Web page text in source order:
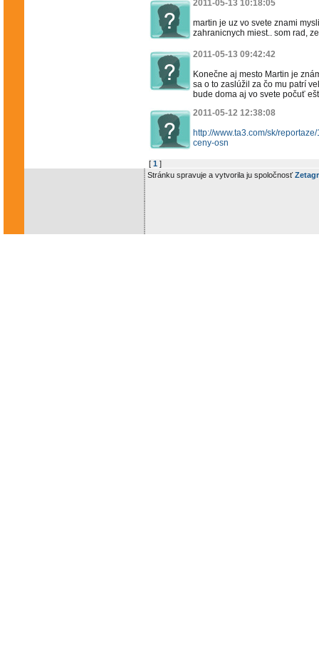
2011-05-13 10:18:05
martin je uz vo svete znami
zahranicnych miest.. som rad,
2011-05-13 09:42:42
Konečne aj mesto Martin je
sa o to zaslúžil za čo mu patrí
bude doma aj vo svete počuť
2011-05-12 12:38:08
http://www.ta3.com/sk/
ceny-osn
[ 1 ]
Stránku spravuje a vytvorila ju spoločnosť